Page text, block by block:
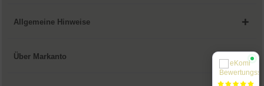
Allgemeine Hinweise
Über Markanto